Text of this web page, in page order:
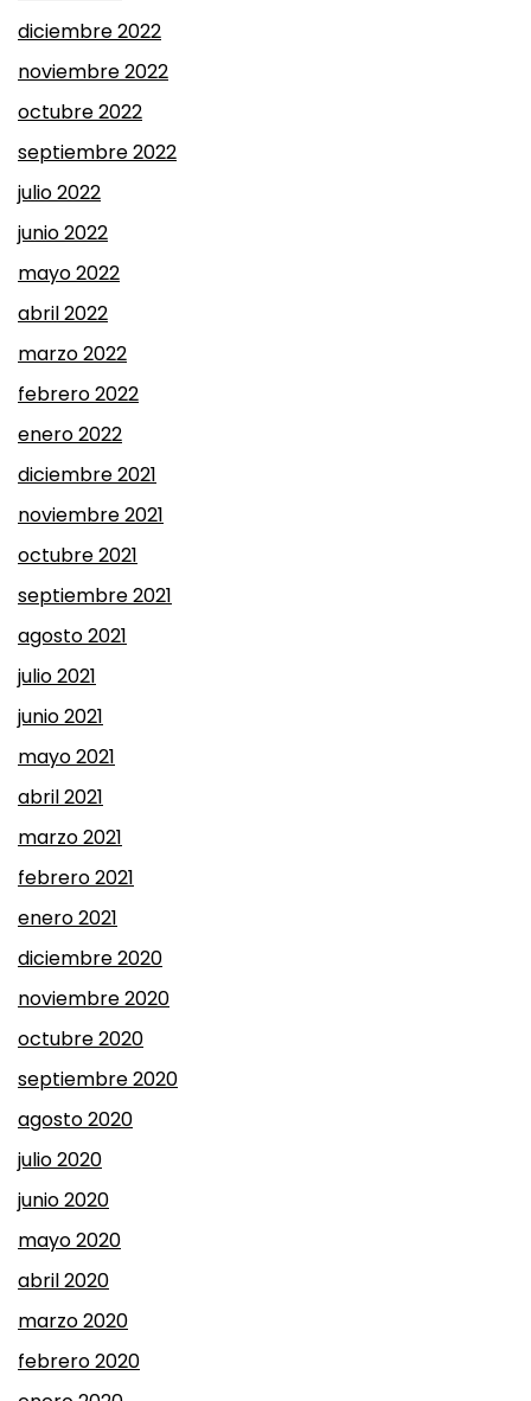
diciembre 2022
noviembre 2022
octubre 2022
septiembre 2022
julio 2022
junio 2022
mayo 2022
abril 2022
marzo 2022
febrero 2022
enero 2022
diciembre 2021
noviembre 2021
octubre 2021
septiembre 2021
agosto 2021
julio 2021
junio 2021
mayo 2021
abril 2021
marzo 2021
febrero 2021
enero 2021
diciembre 2020
noviembre 2020
octubre 2020
septiembre 2020
agosto 2020
julio 2020
junio 2020
mayo 2020
abril 2020
marzo 2020
febrero 2020